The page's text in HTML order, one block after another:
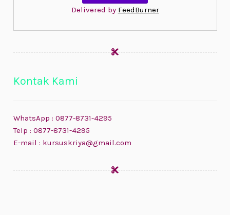
Delivered by FeedBurner
Kontak Kami
WhatsApp : 0877-8731-4295
Telp : 0877-8731-4295
E-mail : kursuskriya@gmail.com